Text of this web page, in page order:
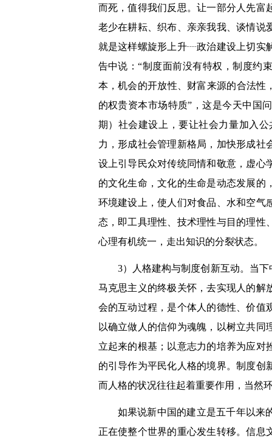
而死，值得我们反思。让一部分人先富
老少在耕耘、织布、亲亲我我、谈情说
就是这样螺旋形上升┈政治建设上切实
告中说：“制度面前没有特权，制度约
本，机会的开放性、财富来源的合法性
的权贵资本市场特质” ，这是今天中国
期）社会建设上，要让社会力量加入
力，形成社会管理新格局，加快形成
设上引导民众对传统同情和敬意，虚心
的文化生命，文化的生命是动态发展
环境建设上 ，使人们对食品、水和空气
态，即工具理性、技术理性与目的理
心理有机统一，走出知识的分裂状态。
3）人格建构与制度创新互动。 当下
马克思主义的终极关怀，去实现人的解
会的互动过程，是个体人的德性、价值
以确立做人的信仰为魂魄，以树立共
立起来的根基；以意志力的培养为应
的引导作为平民化人格的境界。制度
而人格的状况往往起着重要作用，当然
如果说新中国的建立是五千年以来
正在使整个世界的重心发生转移。信